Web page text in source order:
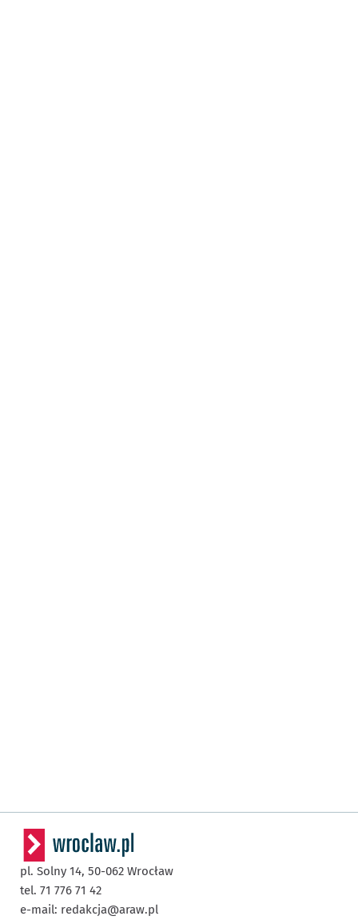
pl. Solny 14, 50-062 Wrocław
tel. 71 776 71 42
e-mail: redakcja@araw.pl